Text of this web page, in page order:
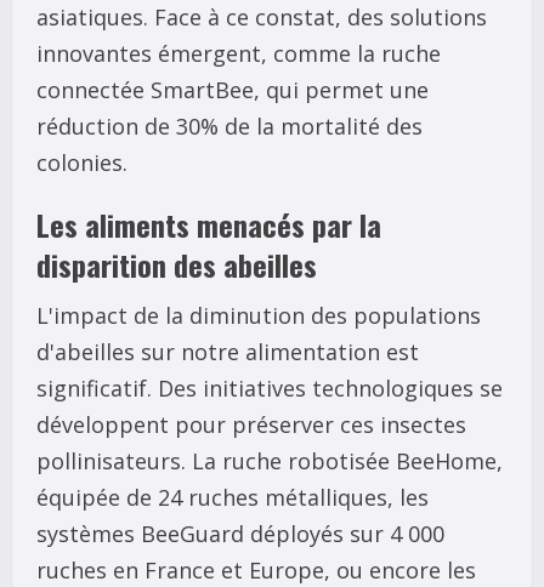
asiatiques. Face à ce constat, des solutions
innovantes émergent, comme la ruche
connectée SmartBee, qui permet une
réduction de 30% de la mortalité des
colonies.
Les aliments menacés par la
disparition des abeilles
L'impact de la diminution des populations
d'abeilles sur notre alimentation est
significatif. Des initiatives technologiques se
développent pour préserver ces insectes
pollinisateurs. La ruche robotisée BeeHome,
équipée de 24 ruches métalliques, les
systèmes BeeGuard déployés sur 4 000
ruches en France et Europe, ou encore les